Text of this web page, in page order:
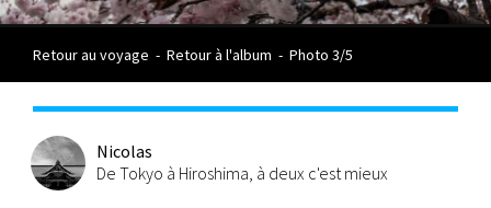
Retour au voyage - Retour à l'album - Photo 3/5
Nicolas
De Tokyo à Hiroshima, à deux c'est mieux